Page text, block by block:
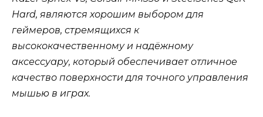
Hard, являются хорошим выбором для
геймеров, стремящихся к
высококачественному и надёжному
аксессуару, который обеспечивает отличное
качество поверхности для точного управления
мышью в играх.